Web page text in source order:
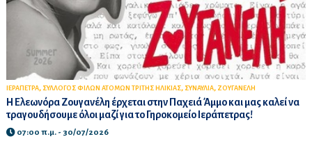
ΙΕΡΑΠΕΤΡΑ, ΣΥΛΛΟΓΟΣ ΦΙΛΩΝ ΑΤΟΜΩΝ ΤΡΙΤΗΣ ΗΛΙΚΙΑΣ, ΣΥΝΑΥΛΙΑ, ΖΟΥΓΑΝΕΛΗ
Η Ελεωνόρα Ζουγανέλη έρχεται στην Παχειά Άμμο και μας καλεί να
τραγουδήσουμε όλοι μαζί για το Γηροκομείο Ιεράπετρας!
07:00 π.μ. - 30/07/2026